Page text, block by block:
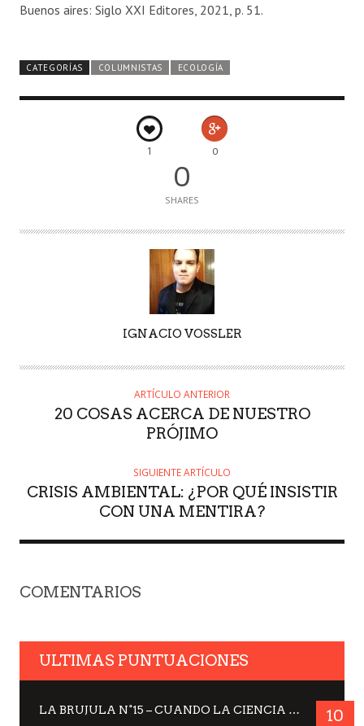
Buenos aires: Siglo XXI Editores, 2021, p. 51.
CATEGORÍAS COLUMNISTAS ECOLOGÍA
1 0
0
SHARES
IGNACIO VOSSLER
ARTÍCULO ANTERIOR
20 COSAS ACERCA DE NUESTRO
PRÓJIMO
SIGUIENTE ARTÍCULO
CRISIS AMBIENTAL: ¿POR QUÉ INSISTIR
CON UNA MENTIRA?
COMENTARIOS
ULTIMAS PUNTUACIONES
LA BRUJULA N°15 – CUANDO LA CIENCIA MIRA AL CIELO, DRA. ELISABETH KÜBLER-ROSS 10